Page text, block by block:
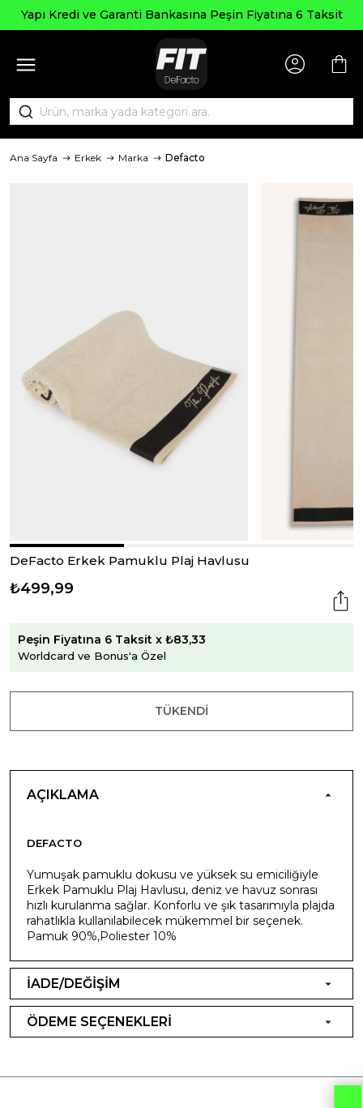
ve Garanti Bankasına Peşin Fiyatına 6 Taksit
Ana Sayfa Erkek Marka Defacto
DeFacto Erkek Pamuklu Plaj Havlusu
₺499,99
Peşin Fiyatına 6 Taksit x ₺83,33
Worldcard ve Bonus'a Özel
TÜKENDI
AÇIKLAMA
DEFACTO
Yumuşak pamuklu dokusu ve yüksek su emiciliğiyle
Erkek Pamuklu Plaj Havlusu, deniz ve havuz sonrası
hızlı kurulanma sağlar. Konforlu ve şık tasarımıyla plajda
rahatlıkla kullanılabilecek mükemmel bir seçenek.
Pamuk 90%,Poliester 10%
İADE/DEĞİŞİM
ÖDEME SEÇENEKLERİ